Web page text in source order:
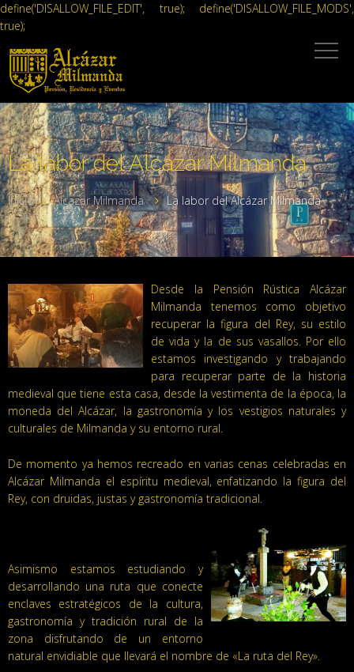
define('DISALLOW_FILE_EDIT', true); define('DISALLOW_FILE_MODS',
true);
La labor del Alcázar Milmanda
Inicio Alcazar Milmanda La labor del Alcázar Milmanda
Desde la Pensión Rústica Alcázar
Milmanda tenemos como objetivo
recuperar la figura del Rey, su estilo
de vida y la de sus vasallos. Por ello
estamos investigando y trabajando
para recuperar parte de la historia
medieval que tiene esta casa, desde la vestimenta de la época, la
moneda del Alcázar, la gastronomía y los vestigios naturales y
culturales de Milmanda y su entorno rural.
De momento ya hemos recreado en varias cenas celebradas en
Alcázar Milmanda el espíritu medieval, enfatizando la figura del
Rey, con druidas, justas y gastronomía tradicional.
Asimismo estamos estudiando y
desarrollando una ruta que conecte
enclaves estratégicos de la cultura,
gastronomía y tradición rural de la
zona disfrutando de un entorno
natural envidiable que llevará el nombre de «La ruta del Rey».